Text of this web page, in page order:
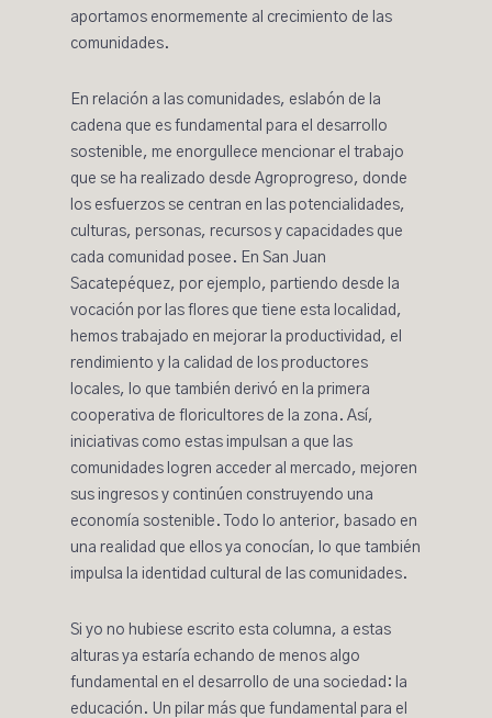
aportamos enormemente al crecimiento de las
comunidades.
En relación a las comunidades, eslabón de la
cadena que es fundamental para el desarrollo
sostenible, me enorgullece mencionar el trabajo
que se ha realizado desde Agroprogreso, donde
los esfuerzos se centran en las potencialidades,
culturas, personas, recursos y capacidades que
cada comunidad posee. En San Juan
Sacatepéquez, por ejemplo, partiendo desde la
vocación por las flores que tiene esta localidad,
hemos trabajado en mejorar la productividad, el
rendimiento y la calidad de los productores
locales, lo que también derivó en la primera
cooperativa de floricultores de la zona. Así,
iniciativas como estas impulsan a que las
comunidades logren acceder al mercado, mejoren
sus ingresos y continúen construyendo una
economía sostenible. Todo lo anterior, basado en
una realidad que ellos ya conocían, lo que también
impulsa la identidad cultural de las comunidades.
Si yo no hubiese escrito esta columna, a estas
alturas ya estaría echando de menos algo
fundamental en el desarrollo de una sociedad: la
educación. Un pilar más que fundamental para el